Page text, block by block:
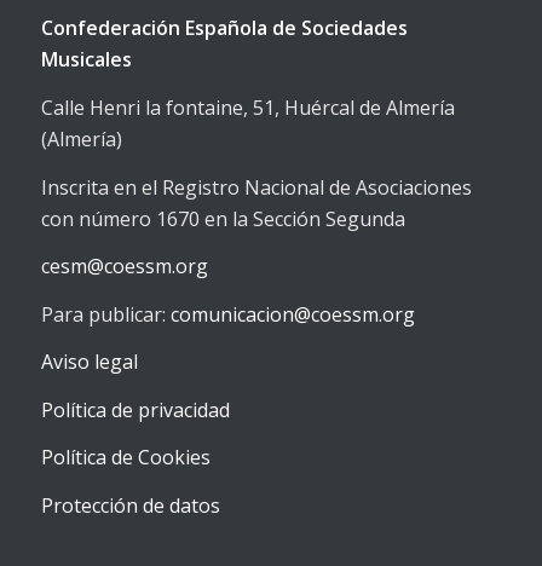
Confederación Española de Sociedades
Musicales
Calle Henri la fontaine, 51, Huércal de Almería
(Almería)
Inscrita en el Registro Nacional de Asociaciones
con número 1670 en la Sección Segunda
cesm@coessm.org
Para publicar: comunicacion@coessm.org
Aviso legal
Política de privacidad
Política de Cookies
Protección de datos